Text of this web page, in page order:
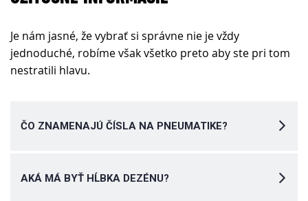
Je nám jasné, že vybrať si správne nie je vždy
jednoduché, robíme však všetko preto aby ste pri tom
nestratili hlavu.
ČO ZNAMENAJÚ ČÍSLA NA PNEUMATIKE?
AKÁ MÁ BYŤ HĹBKA DEZÉNU?